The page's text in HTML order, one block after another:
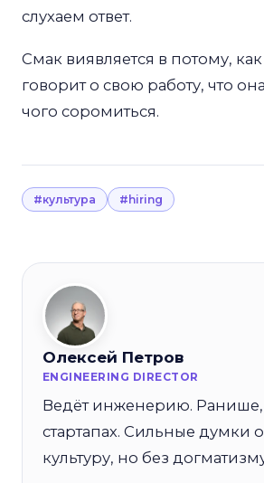
слухаем ответ.
Смак виявляется в потому,
говорит о свою работу, что
чого соромиться.
#культура #hiring
Олексей Петров
ENGINEERING DIRECTOR
Ведёт инженерию. Ранише,
стартапах. Сильные думки
культуру, но без